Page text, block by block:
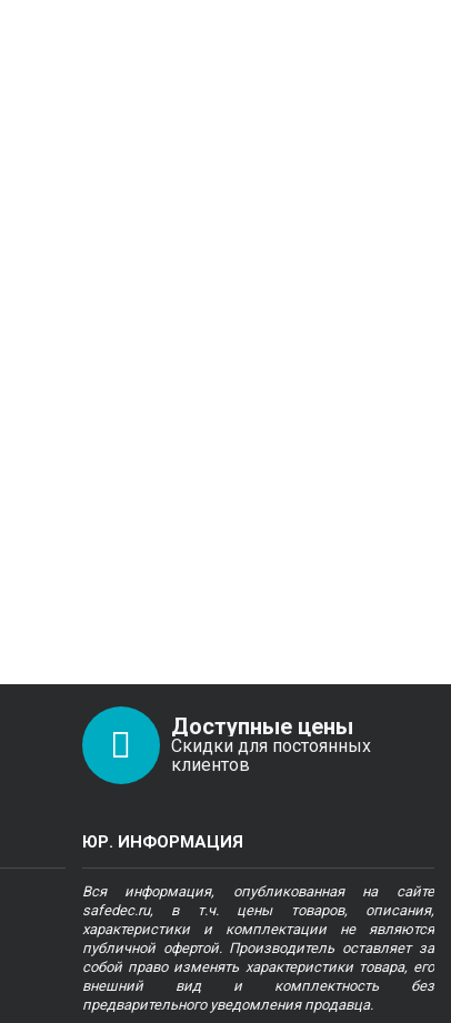
Доступные цены
Скидки для постоянных
клиентов
ЮР. ИНФОРМАЦИЯ
Вся информация, опубликованная на сайте
safedec.ru, в т.ч. цены товаров, описания,
характеристики и комплектации не являются
публичной офертой. Производитель оставляет за
собой право изменять характеристики товара, его
внешний вид и комплектность без
предварительного уведомления продавца.